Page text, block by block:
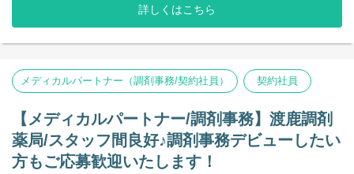
現在はノアを利用中ですが、EMへの変更の予定がございます。
＜店舗情報＞
◆薬剤師：正社員4人
◆メディカルパートナー(事務)：正社員2人
【その他の補足事項】
1) 従事すべき業務の変更の範囲
変更なし
詳しくはこちら
メディカルパートナー（調剤事務/契約社員） 契約社員
【メディカルパートナー/調剤事務】渡鹿調剤
薬局/スタッフ間良好♪調剤事務デビューしたい
方もご応募歓迎いたします！